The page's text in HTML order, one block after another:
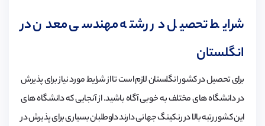
شرایط تحصیل در رشته مهندسی معدن در
انگلستان
برای تحصیل در کشور انگلستان لازم است تا از شرایط مورد نیاز برای پذیرش
در دانشگاه های مختلف به خوبی آگاه باشید. از آنجایی که دانشگاه های
این کشور رتبه بالا در رنکینگ جهانی دارند داوطلبان بسیاری برای پذیرش در